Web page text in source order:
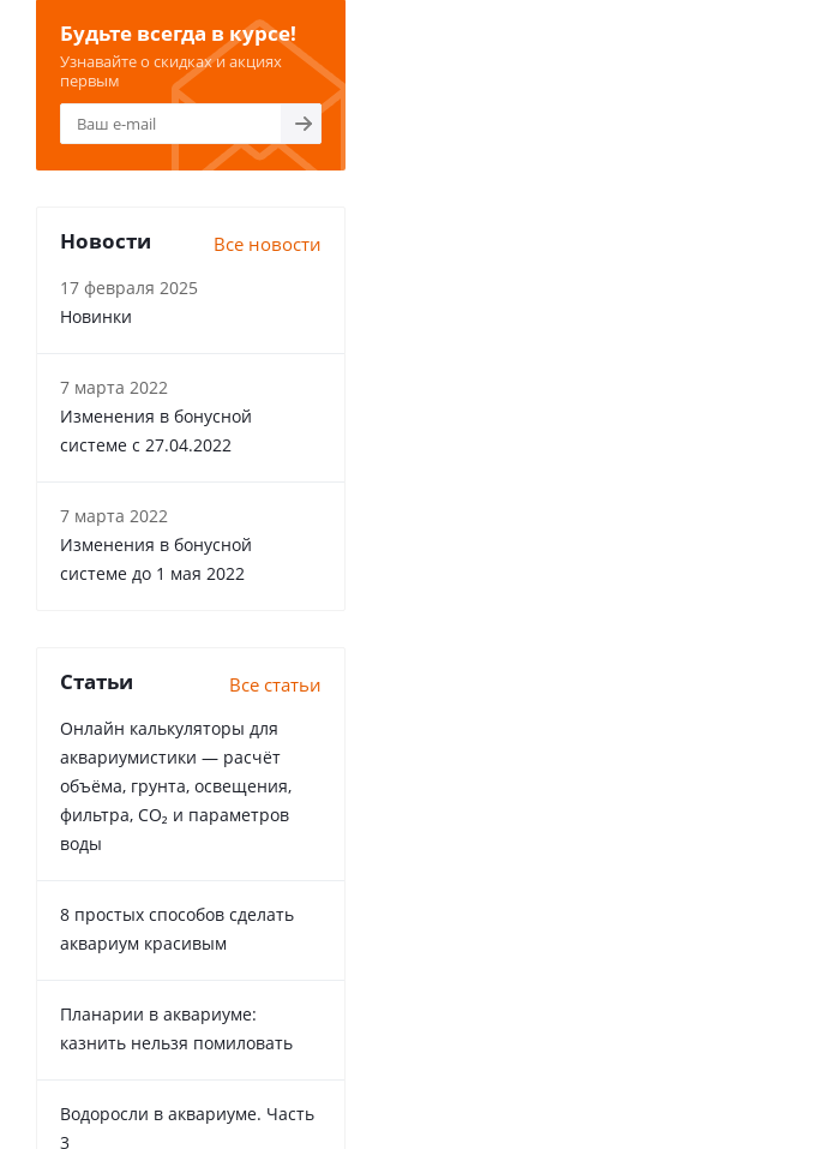
Будьте всегда в курсе!
Узнавайте о скидках и акциях
первым
Новости Все новости
17 февраля 2025
Новинки
7 марта 2022
Изменения в бонусной
системе с 27.04.2022
7 марта 2022
Изменения в бонусной
системе до 1 мая 2022
Статьи Все статьи
Онлайн калькуляторы для
аквариумистики — расчёт
объёма, грунта, освещения,
фильтра, CO₂ и параметров
воды
8 простых способов сделать
аквариум красивым
Планарии в аквариуме:
казнить нельзя помиловать
Водоросли в аквариуме. Часть
3